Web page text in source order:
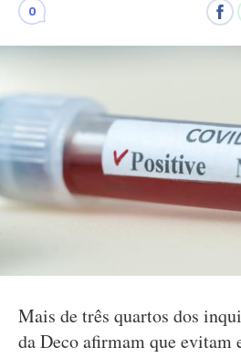
0
Mais de três quartos dos
da Deco afirmam que evitam